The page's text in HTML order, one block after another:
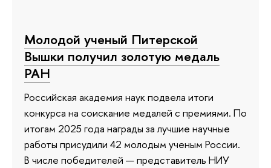
Молодой ученый Питерской
Вышки получил золотую медаль
РАН
Российская академия наук подвела итоги
конкурса на соискание медалей с премиями. По
итогам 2025 года награды за лучшие научные
работы присудили 42 молодым ученым России.
В числе победителей — представитель НИУ